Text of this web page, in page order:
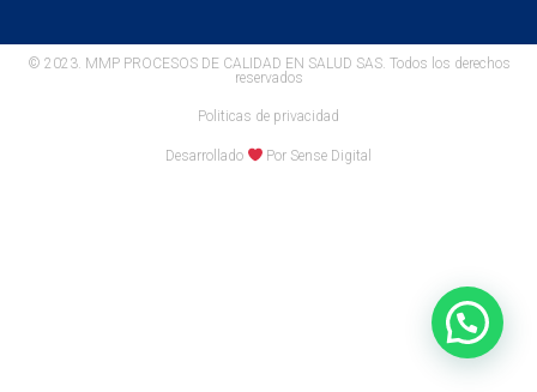
© 2023. MMP PROCESOS DE CALIDAD EN SALUD SAS. Todos los derechos
reservados
Politicas de privacidad
Desarrollado Por Sense Digital